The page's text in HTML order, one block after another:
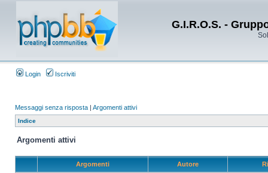
G.I.R.O.S. -
Login Iscriviti
Messaggi senza risposta | Argomenti attivi
Indice
Argomenti attivi
Argomenti Autore